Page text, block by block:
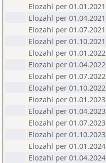
Elozahl per 01.01.2021
Elozahl per 01.04.2021
Elozahl per 01.07.2021
Elozahl per 01.10.2021
Elozahl per 01.01.2022
Elozahl per 01.04.2022
Elozahl per 01.07.2022
Elozahl per 01.10.2022
Elozahl per 01.01.2023
Elozahl per 01.04.2023
Elozahl per 01.07.2023
Elozahl per 01.10.2023
Elozahl per 01.01.2024
Elozahl per 01.04.2024